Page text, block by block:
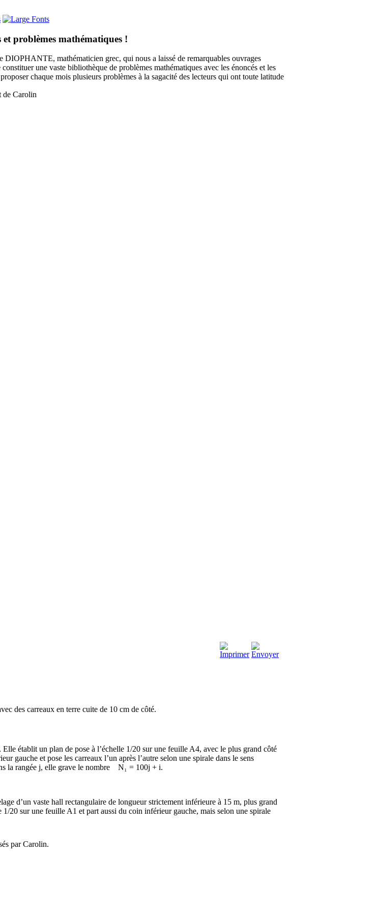
problèmes mathématiques !
DIOPHANTE, mathématicien grec, qui nous a laissé de remarquables ouvrages
une vaste bibliothèque de problèmes mathématiques avec les énoncés et les
chaque mois plusieurs problèmes à la sagacité des lecteurs qui ont toute latitude
de Carolin
des carreaux en terre cuite de 10 cm de côté.
établit un plan de pose à l’échelle 1/20 sur une feuille A4, avec le plus grand côté
gauche et pose les carreaux l’un après l’autre selon une spirale dans le sens
la rangée j, elle grave le nombre N₁ = 100j + i.
d’un vaste hall rectangulaire de longueur strictement inférieure à 15 m, plus grand
20 sur une feuille A1 et part aussi du coin inférieur gauche, mais selon une spirale
par Carolin.